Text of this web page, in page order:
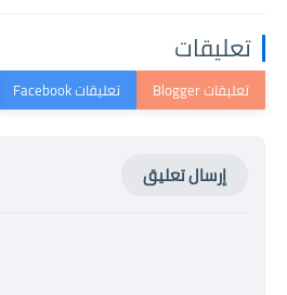
تعليقات
إرسال تعليق